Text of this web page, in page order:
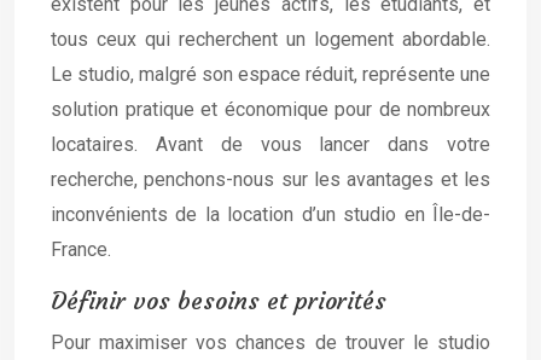
tous ceux qui recherchent un logement abordable.
Le studio, malgré son espace réduit, représente une
solution pratique et économique pour de nombreux
locataires. Avant de vous lancer dans votre
recherche, penchons-nous sur les avantages et les
inconvénients de la location d’un studio en Île-de-
France.
Définir vos besoins et priorités
Pour maximiser vos chances de trouver le studio